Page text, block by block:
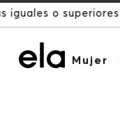
Mujer